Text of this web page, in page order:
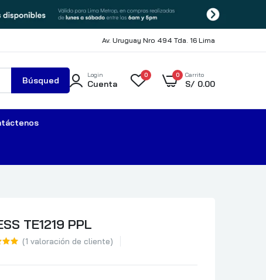
Av. Uruguay Nro 494 Tda. 16 Lima
Búsqued
a
Login
Cuenta
0 0 Carrito
S/ 0.00
TE1219 PPL
(1 valoración de cliente)